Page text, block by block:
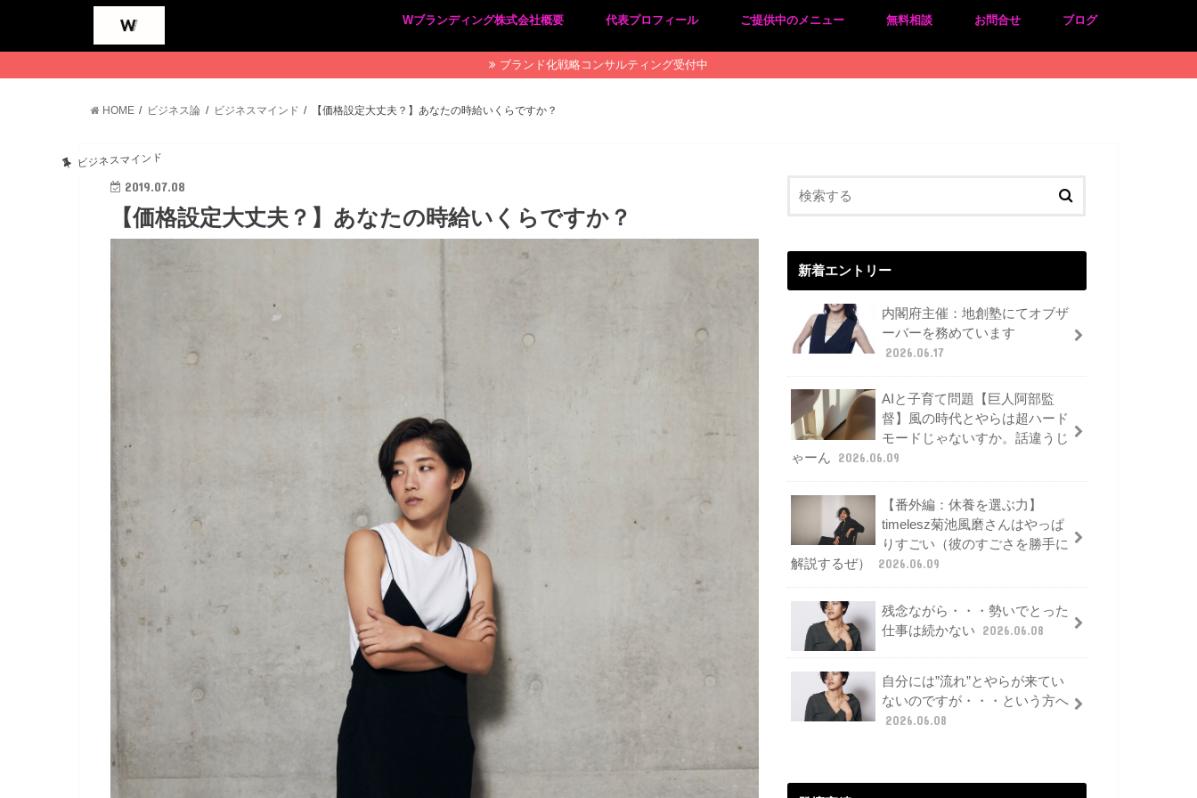
Wブランディング株式会社概要
プライバシーポリシー
特定商取引法に基づく表記
代表プロフィール ご提供中のメニュー 無料相談 お問合せ ブログ
ブランド化戦略コンサルティング受付中
HOME ビジネス論 ビジネスマインド 【価格設定大丈夫？】あなたの時給いくらですか？
ビジネスマインド
2019.07.08
【価格設定大丈夫？】あなたの時給いくらですか？
新着エントリー
内閣府主催：地創塾にてオブザ
ーバーを務めています
2026.06.17
AIと子育て問題【巨人阿部監
督】風の時代とやらは超ハード
モードじゃないすか。話違うじ
ゃーん
2026.06.09
【番外編：休養を選ぶ力】
timelesz菊池風磨さんはやっぱ
りすごい（彼のすごさを勝手に
解説するぜ）
2026.06.09
残念ながら・・・勢いでとった
仕事は続かない
2026.06.08
自分には”流れ”とやらが来てい
ないのですが・・・という方へ
2026.06.08